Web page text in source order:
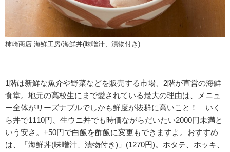
柿崎商店 海鮮工房/海鮮丼(味噌汁、漬物付き)
1階は新鮮な魚介や野菜などを販売する市場、2階が直営の海鮮
食堂。地元の高校生にまで愛されている最大の理由は、メニュ
ー全体がリーズナブルでしかも鮮度が抜群に高いこと！ いく
ら丼で1110円、生ウニ丼でも時価ながらだいたい2000円未満と
いう安さ。+50円で白飯を酢飯に変更もできますよ。おすすめ
は、「海鮮丼(味噌汁、漬物付き)」(1270円)。ホタテ、ホッキ、